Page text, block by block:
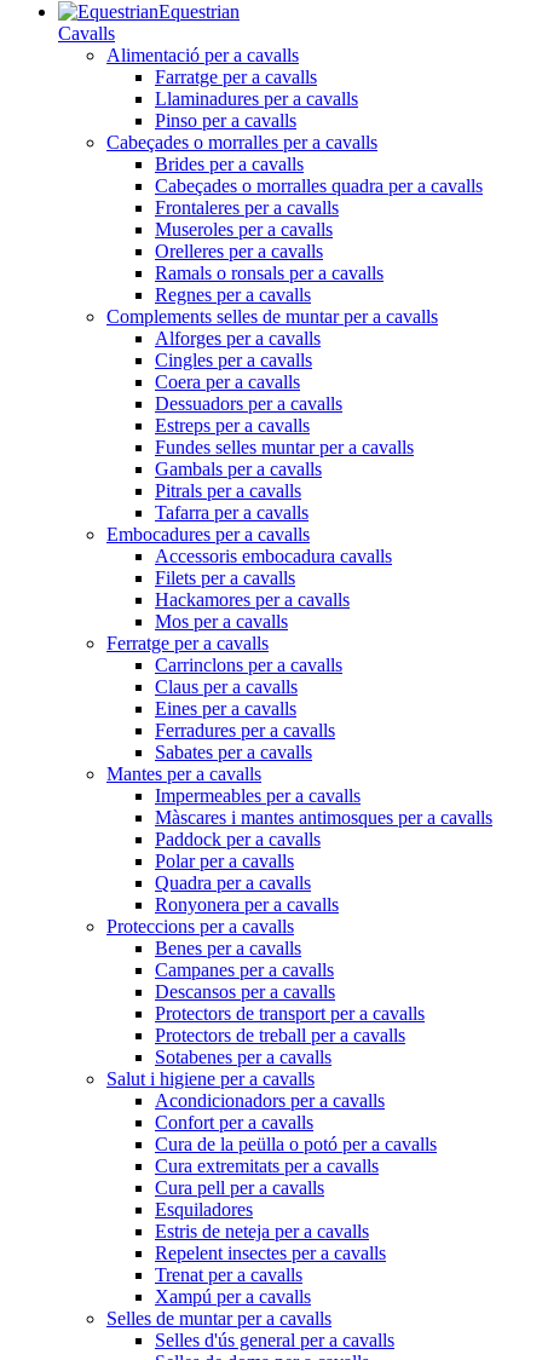
Equestrian
Cavalls
Alimentació per a cavalls
Farratge per a cavalls
Llaminadures per a cavalls
Pinso per a cavalls
Cabeçades o morralles per a cavalls
Brides per a cavalls
Cabeçades o morralles quadra per a cavalls
Frontaleres per a cavalls
Museroles per a cavalls
Orelleres per a cavalls
Ramals o ronsals per a cavalls
Regnes per a cavalls
Complements selles de muntar per a cavalls
Alforges per a cavalls
Cingles per a cavalls
Coera per a cavalls
Dessuadors per a cavalls
Estreps per a cavalls
Fundes selles muntar per a cavalls
Gambals per a cavalls
Pitrals per a cavalls
Tafarra per a cavalls
Embocadures per a cavalls
Accessoris embocadura cavalls
Filets per a cavalls
Hackamores per a cavalls
Mos per a cavalls
Ferratge per a cavalls
Carrinclons per a cavalls
Claus per a cavalls
Eines per a cavalls
Ferradures per a cavalls
Sabates per a cavalls
Mantes per a cavalls
Impermeables per a cavalls
Màscares i mantes antimosques per a cavalls
Paddock per a cavalls
Polar per a cavalls
Quadra per a cavalls
Ronyonera per a cavalls
Proteccions per a cavalls
Benes per a cavalls
Campanes per a cavalls
Descansos per a cavalls
Protectors de transport per a cavalls
Protectors de treball per a cavalls
Sotabenes per a cavalls
Salut i higiene per a cavalls
Acondicionadors per a cavalls
Confort per a cavalls
Cura de la peülla o potó per a cavalls
Cura extremitats per a cavalls
Cura pell per a cavalls
Esquiladores
Estris de neteja per a cavalls
Repelent insectes per a cavalls
Trenat per a cavalls
Xampú per a cavalls
Selles de muntar per a cavalls
Selles d'ús general per a cavalls